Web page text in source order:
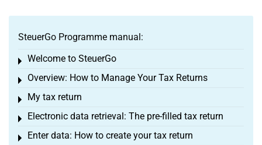
SteuerGo Programme manual:
Welcome to SteuerGo
Toggle menu
Overview: How to Manage Your Tax Returns
Toggle menu
My tax return
Toggle menu
Electronic data retrieval: The pre-filled tax return
Toggle menu
Enter data: How to create your tax return
Toggle menu